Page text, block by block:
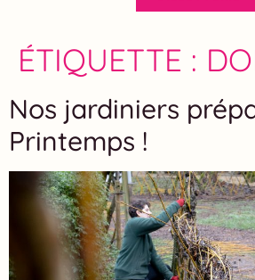
ÉTIQUETTE :
Nos jardiniers
Printemps !